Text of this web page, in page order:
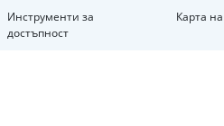
Инструменти за
достъпност
Карта